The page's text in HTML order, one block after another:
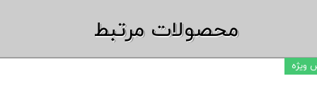
ویژه
​​محصولات مرتبط